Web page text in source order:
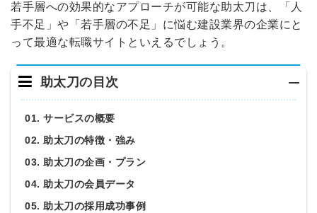
若手層への効果的なアプローチが可能な助太刀は、「人
手不足」や「若手層の不足」に悩む建設業界の企業にと
って最適な転職サイトといえるでしょう。
助太刀の目次
01. サービスの概要
02. 助太刀の特徴・強み
03. 助太刀の企画・プラン
04. 助太刀の会員データ
05. 助太刀の採用成功事例